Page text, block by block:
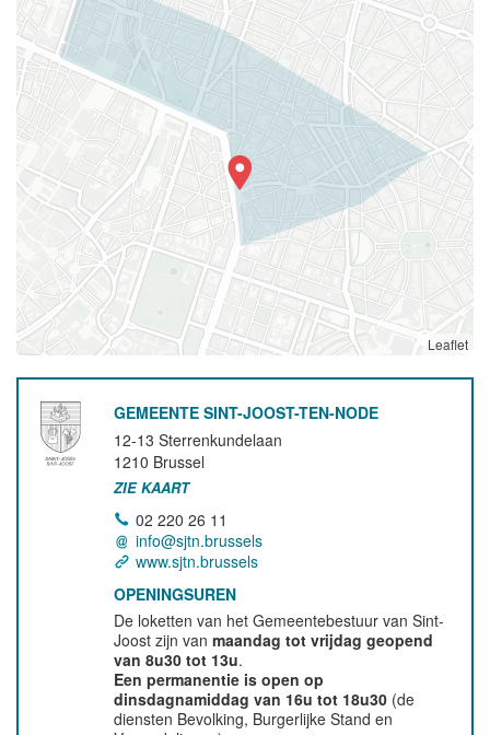
Leaflet
GEMEENTE SINT-JOOST-TEN-NODE
12-13 Sterrenkundelaan
1210 Brussel
ZIE KAART
02 220 26 11
info@sjtn.brussels
www.sjtn.brussels
OPENINGSUREN
De loketten van het Gemeentebestuur van Sint-
Joost zijn vanmaandag tot vrijdag geopend
van 8u30 tot 13u.
Een permanentie is open op
dinsdagnamiddag van 16u tot 18u30 (de
diensten Bevolking, Burgerlijke Stand en